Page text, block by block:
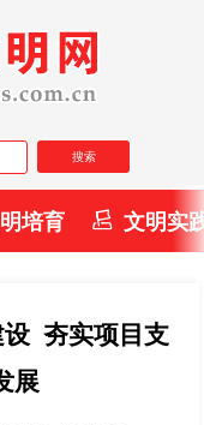
培育 文明实
夯实项目支
展